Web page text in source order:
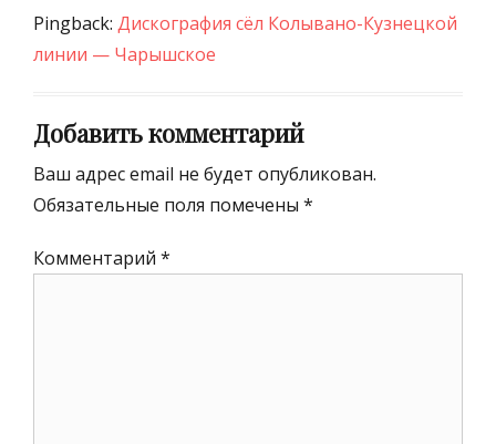
Pingback: Дискография сёл Колывано-Кузнецкой
линии — Чарышское
Добавить комментарий
Ваш адрес email не будет опубликован.
Обязательные поля помечены *
Комментарий *